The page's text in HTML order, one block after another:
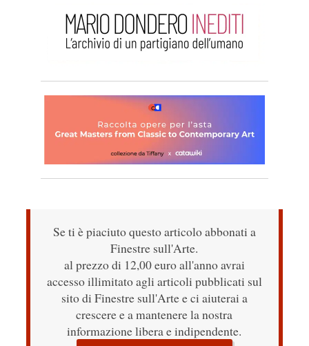
Se ti è piaciuto questo articolo abbonati a
Finestre sull'Arte.
al prezzo di 12,00 euro all'anno avrai
accesso illimitato agli articoli pubblicati sul
sito di Finestre sull'Arte e ci aiuterai a
crescere e a mantenere la nostra
informazione libera e indipendente.